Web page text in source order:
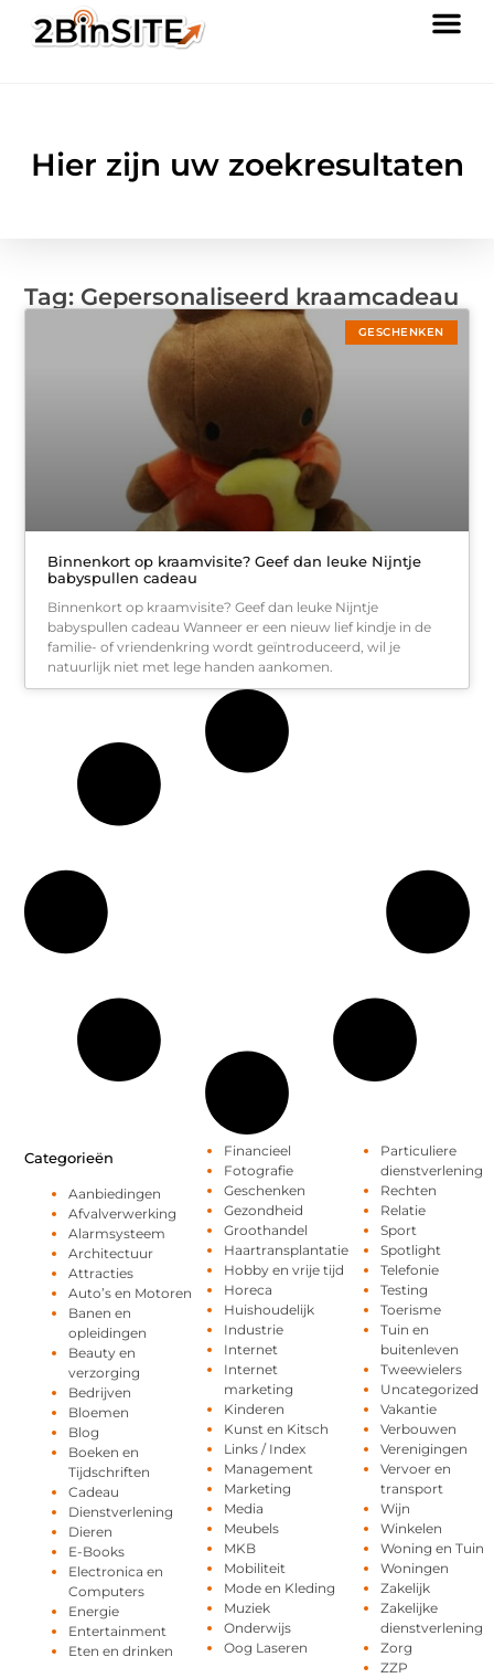
Hier zijn uw zoekresultaten
Tag: Gepersonaliseerd kraamcadeau
GESCHENKEN
Binnenkort op kraamvisite? Geef dan leuke Nijntje
babyspullen cadeau
Binnenkort op kraamvisite? Geef dan leuke Nijntje
babyspullen cadeau Wanneer er een nieuw lief kindje in de
familie- of vriendenkring wordt geïntroduceerd, wil je
natuurlijk niet met lege handen aankomen.
Categorieën
Aanbiedingen
Afvalverwerking
Alarmsysteem
Architectuur
Attracties
Auto’s en Motoren
Banen en
opleidingen
Beauty en
verzorging
Bedrijven
Bloemen
Blog
Boeken en
Tijdschriften
Cadeau
Dienstverlening
Dieren
E-Books
Electronica en
Computers
Energie
Entertainment
Eten en drinken
Financieel
Fotografie
Geschenken
Gezondheid
Groothandel
Haartransplantatie
Hobby en vrije tijd
Horeca
Huishoudelijk
Industrie
Internet
Internet
marketing
Kinderen
Kunst en Kitsch
Links / Index
Management
Marketing
Media
Meubels
MKB
Mobiliteit
Mode en Kleding
Muziek
Onderwijs
Oog Laseren
Particuliere
dienstverlening
Rechten
Relatie
Sport
Spotlight
Telefonie
Testing
Toerisme
Tuin en
buitenleven
Tweewielers
Uncategorized
Vakantie
Verbouwen
Verenigingen
Vervoer en
transport
Wijn
Winkelen
Woning en Tuin
Woningen
Zakelijk
Zakelijke
dienstverlening
Zorg
ZZP